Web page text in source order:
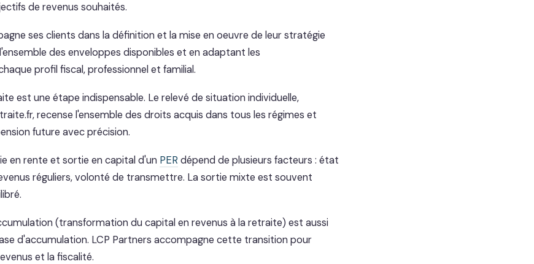
de revenus souhaités.
ses clients dans la définition et la mise en oeuvre de leur stratégie
des enveloppes disponibles et en adaptant les
profil fiscal, professionnel et familial.
est une étape indispensable. Le relevé de situation individuelle,
recense l'ensemble des droits acquis dans tous les régimes et
future avec précision.
en rente et sortie en capital d'un PER dépend de plusieurs facteurs : état
réguliers, volonté de transmettre. La sortie mixte est souvent
(transformation du capital en revenus à la retraite) est aussi
d'accumulation. LCP Partners accompagne cette transition pour
et la fiscalité.